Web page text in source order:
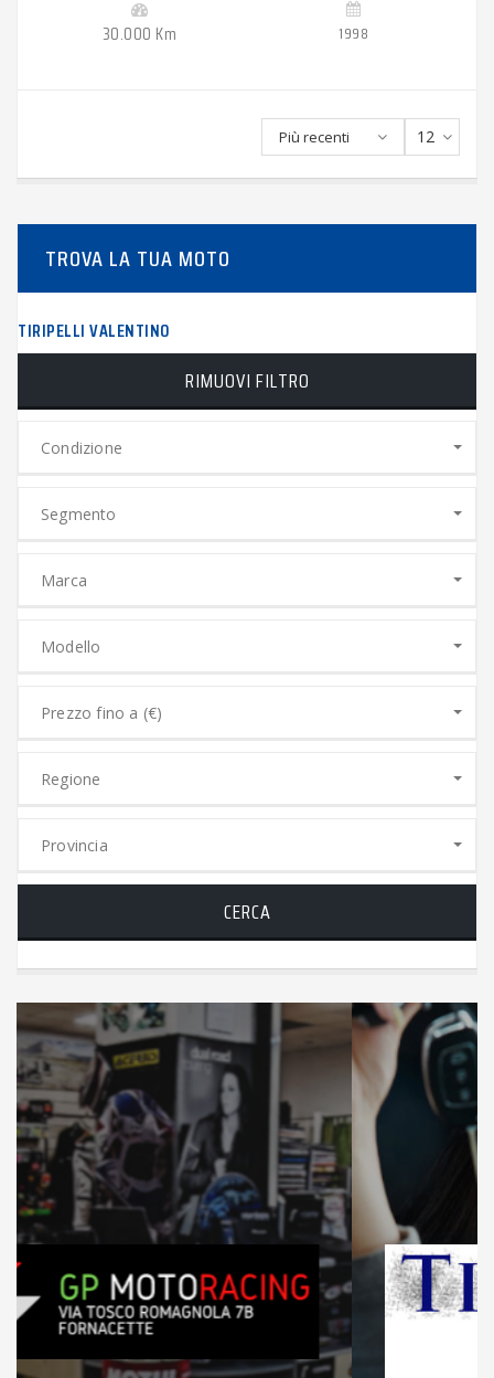
30.000 Km 1998
12
Più recenti
TROVA LA TUA MOTO
TIRIPELLI VALENTINO
RIMUOVI FILTRO
Condizione
Segmento
Marca
Modello
Prezzo fino a (€)
Regione
Provincia
CERCA